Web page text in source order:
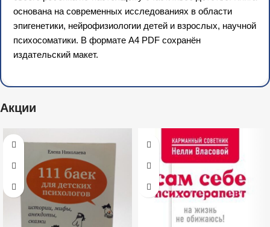
основана на современных исследованиях в области
эпигенетики, нейрофизиологии детей и взрослых, научной
психосоматики. В формате А4 PDF сохранён
издательский макет.
Акции